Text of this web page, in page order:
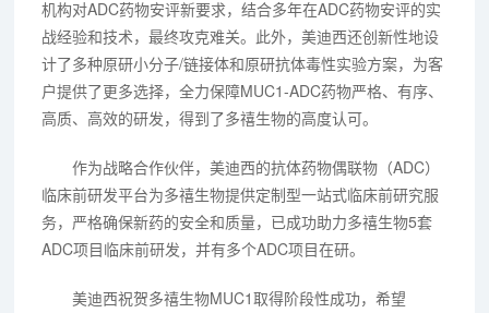
机构对ADC药物安评新要求，结合多年在ADC药物安评的实
战经验和技术，最终攻克难关。此外，美迪西还创新性地设
计了多种原研小分子/链接体和原研抗体毒性实验方案，为客
户提供了更多选择，全力保障MUC1-ADC药物严格、有序、
高质、高效的研发，得到了多禧生物的高度认可。
作为战略合作伙伴，美迪西的抗体药物偶联物（ADC）
临床前研发平台为多禧生物提供定制型一站式临床前研究服
务，严格确保新药的安全和质量，已成功助力多禧生物5套
ADC项目临床前研发，并有多个ADC项目在研。
美迪西祝贺多禧生物MUC1取得阶段性成功，希望